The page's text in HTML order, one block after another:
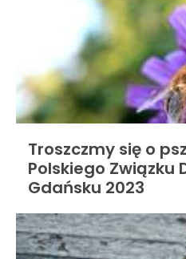
Troszczmy się o
Polskiego Związku
Gdańsku 2023